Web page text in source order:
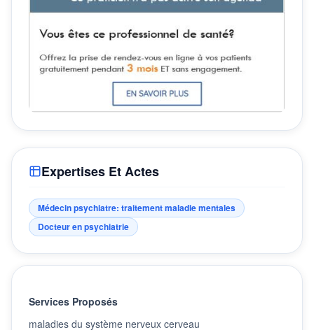
Expertises Et Actes
Médecin psychiatre: traitement maladie mentales
Docteur en psychiatrie
Services Proposés
maladies du système nerveux cerveau